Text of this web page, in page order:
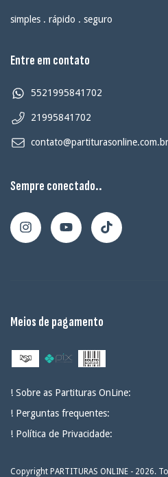
simples . rápido . seguro
Entre em contato
5521995841702
21995841702
contato@partiturasonline.com.br
Sempre conectado..
Meios de pagamento
! Sobre as Partituras OnLine:
! Perguntas frequentes:
! Política de Privacidade:
Copyright PARTITURAS ONLINE - 2026.